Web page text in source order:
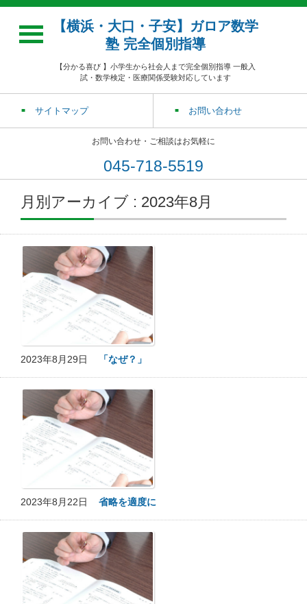
【横浜・大口・子安】ガロア数学
塾 完全個別指導
【分かる喜び 】小学生から社会人まで完全個別指導 一般入
試・数学検定・医療関係受験対応しています
サイトマップ お問い合わせ
お問い合わせ・ご相談はお気軽に
045-718-5519
月別アーカイブ : 2023年8月
2023年8月29日 「なぜ？」
2023年8月22日 省略を適度に